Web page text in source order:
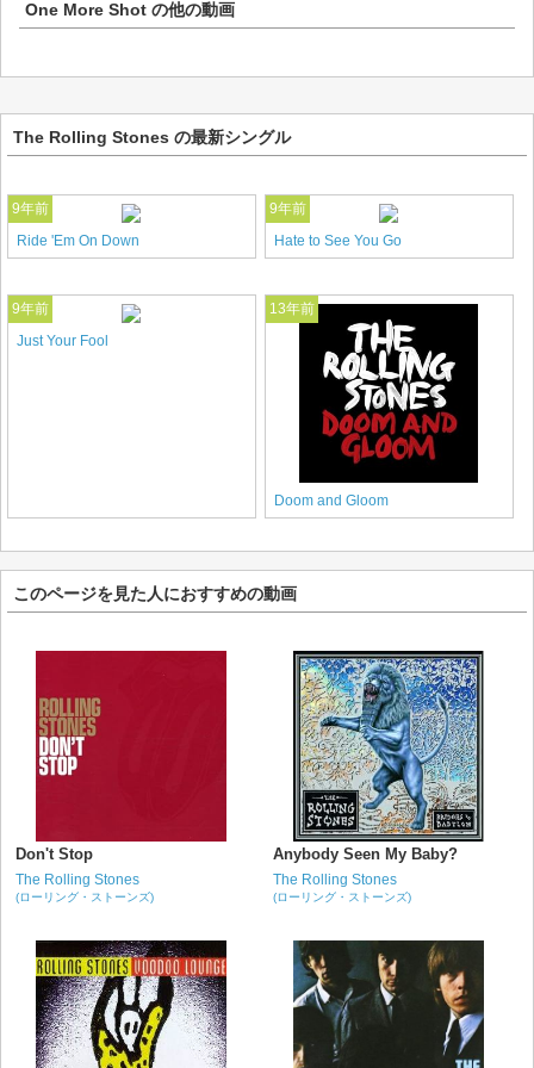
One More Shot の他の動画
The Rolling Stones の最新シングル
9年前
Ride 'Em On Down
9年前
Hate to See You Go
9年前
Just Your Fool
13年前
Doom and Gloom
このページを見た人におすすめの動画
Don't Stop
The Rolling Stones
(ローリング・ストーンズ)
Anybody Seen My Baby?
The Rolling Stones
(ローリング・ストーンズ)